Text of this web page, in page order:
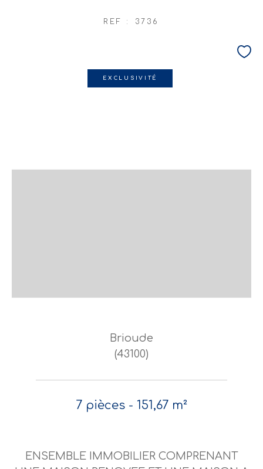
REF : 3736
EXCLUSIVITÉ
Brioude
(43100)
7 pièces - 151,67 m²
ENSEMBLE IMMOBILIER COMPRENANT